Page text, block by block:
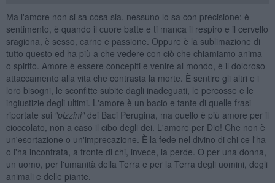
Ma l'amore non si sa cosa sia, nessuno lo sa con precisione: è
sentimento, è quando il cuore batte e ti manca il respiro e il cervello
sragiona, è sesso, carne e passione. Oppure è la sublimazione di
tutto questo ed ha più a che vedere con ciò che chiamiamo anima
o spirito. Amore è essere concepiti e venire al mondo, è il doloroso
attaccamento alla vita che contrasta la morte. È sentire gli altri e i
loro bisogni, le sconfitte subite dagli inadeguati, le percosse e le
ingiustizie degli ultimi. L'amore è un bacio e tante di quelle frasi
riportate sui "pizzini"dei Baci Perugina, ma quello è più amore per il
cioccolato, non a caso il cibo degli dei. L'amore per Dio! Che non è
un'esortazione o un'imprecazione. È la fede nel divino di chi ce l'ha
o l'ha incontrata, a fronte di chi, invece, la perde. O per una donna,
un uomo, per l'umanità della Terra e per la Terra degli uomini, degli
animali e delle piante.